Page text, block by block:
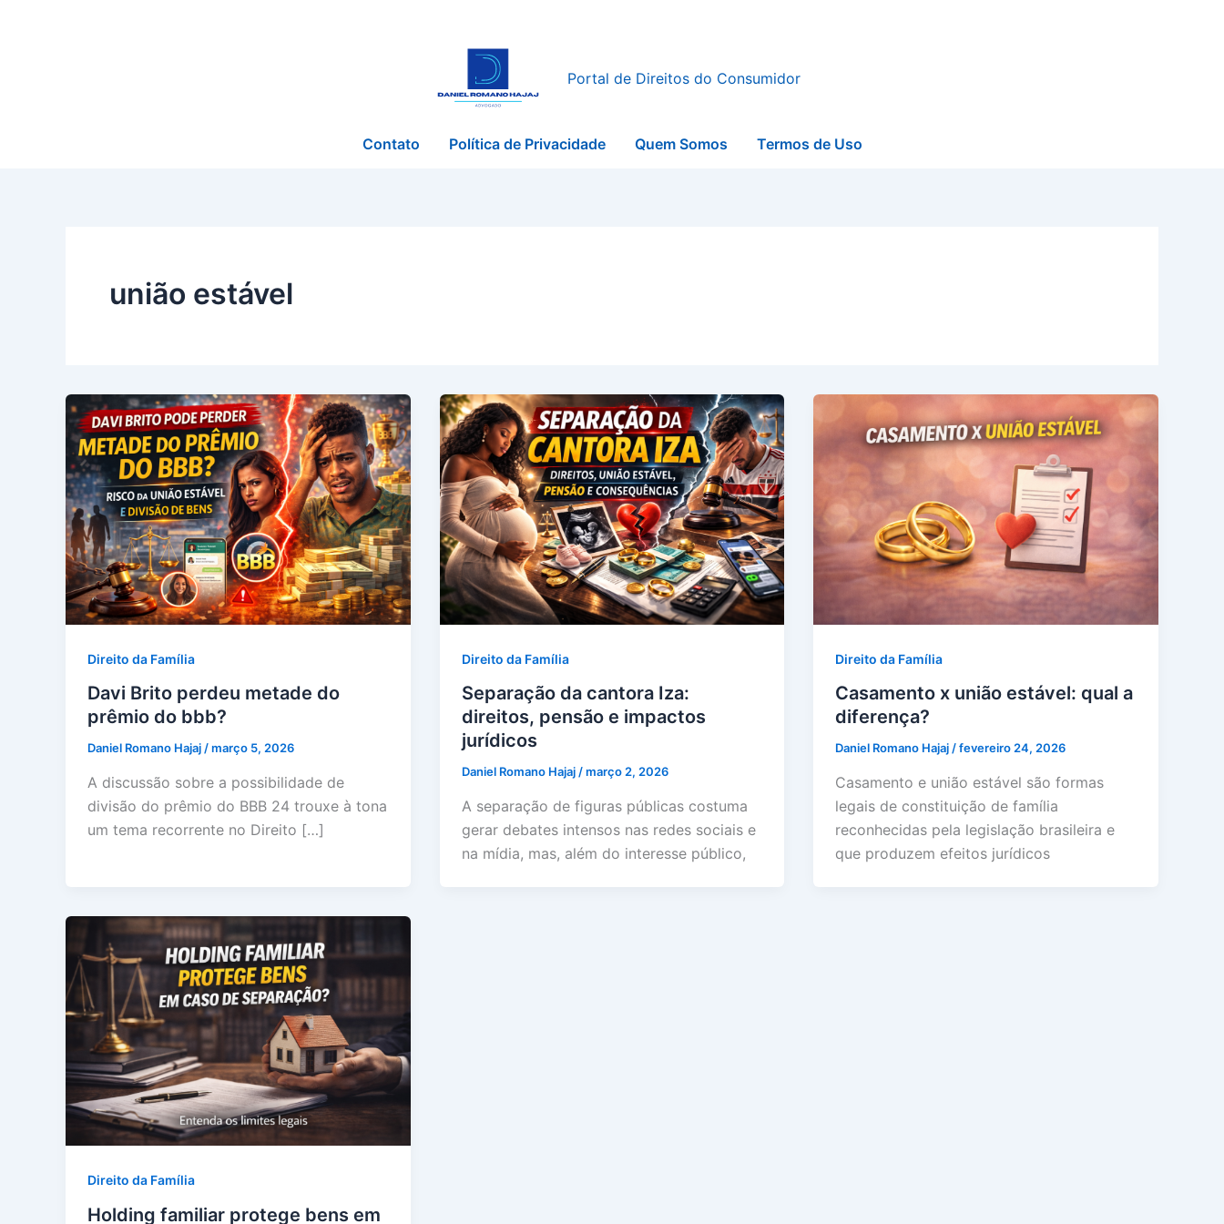
Portal de Direitos do Consumidor
Contato Política de Privacidade Quem Somos Termos de Uso
união estável
Direito da Família
Davi Brito perdeu metade do
prêmio do bbb?
Daniel Romano Hajaj/março 5, 2026
A discussão sobre a possibilidade de
divisão do prêmio do BBB 24 trouxe à tona
um tema recorrente no Direito […]
Direito da Família
Separação da cantora Iza:
direitos, pensão e impactos
jurídicos
Daniel Romano Hajaj/março 2, 2026
A separação de figuras públicas costuma
gerar debates intensos nas redes sociais e
na mídia, mas, além do interesse público,
Direito da Família
Casamento x união estável: qual a
diferença?
Daniel Romano Hajaj/fevereiro 24, 2026
Casamento e união estável são formas
legais de constituição de família
reconhecidas pela legislação brasileira e
que produzem efeitos jurídicos
Direito da Família
Holding familiar protege bens em